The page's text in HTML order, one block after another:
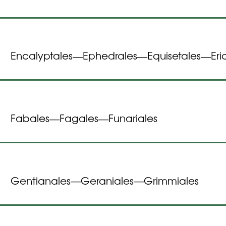
Encalyptales—Ephedrales—Equisetales—
Fabales—Fagales—Funariales
Gentianales—Geraniales—Grimmiales